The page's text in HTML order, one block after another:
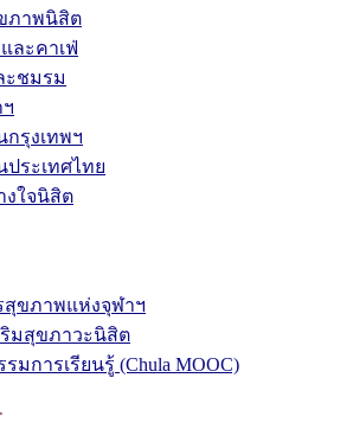
ภาพนิสิต
ละคาเฟ่
ะชมรม
รุงเทพฯ
ระเทศไทย
งใจนิสิต
สุขภาพแห่งจุฬาฯ
มสุขภาวะนิสิต
มการเรียนรู้ (Chula MOOC)